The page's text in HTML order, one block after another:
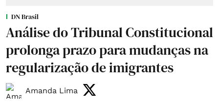
DN Brasil
Análise do Tribunal Constitucional
prolonga prazo para mudanças na
regularização de imigrantes
Amanda Lima